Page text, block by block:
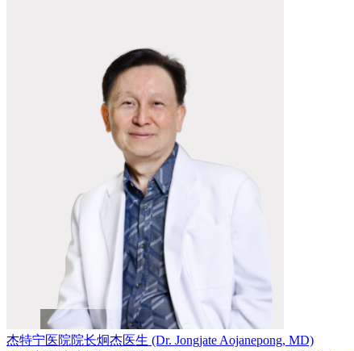
杰特宁医院院长炯杰医生 (Dr. Jongjate Aojanepong, MD)